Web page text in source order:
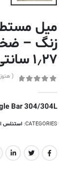
میل
۱٫۲۷ سانتی متر – ۳۰۴/۳۰۴L
(
Bar 304/304L
CATEGORIES: استنلس